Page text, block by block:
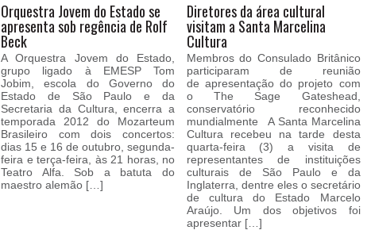
Orquestra Jovem do Estado se
apresenta sob regência de Rolf
Beck
A Orquestra Jovem do Estado,
grupo ligado à EMESP Tom
Jobim, escola do Governo do
Estado de São Paulo e da
Secretaria da Cultura, encerra a
temporada 2012 do Mozarteum
Brasileiro com dois concertos:
dias 15 e 16 de outubro, segunda-
feira e terça-feira, às 21 horas, no
Teatro Alfa. Sob a batuta do
maestro alemão […]
Diretores da área cultural
visitam a Santa Marcelina
Cultura
Membros do Consulado Britânico
participaram de reunião
de apresentação do projeto com
o The Sage Gateshead,
conservatório reconhecido
mundialmente A Santa Marcelina
Cultura recebeu na tarde desta
quarta-feira (3) a visita de
representantes de instituições
culturais de São Paulo e da
Inglaterra, dentre eles o secretário
de cultura do Estado Marcelo
Araújo. Um dos objetivos foi
apresentar […]